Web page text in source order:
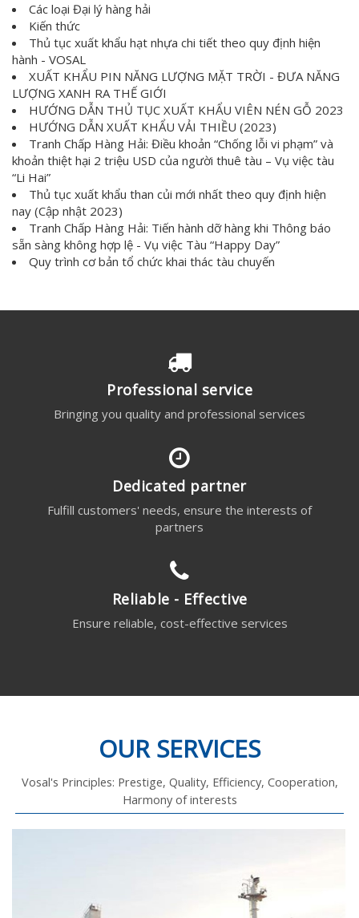
Các loại Đại lý hàng hải
Kiến thức
Thủ tục xuất khẩu hạt nhựa chi tiết theo quy định hiện
hành - VOSAL
XUẤT KHẨU PIN NĂNG LƯỢNG MẶT TRỜI - ĐƯA NĂNG
LƯỢNG XANH RA THẾ GIỚI
HƯỚNG DẪN THỦ TỤC XUẤT KHẨU VIÊN NÉN GỖ 2023
HƯỚNG DẪN XUẤT KHẨU VẢI THIỀU (2023)
Tranh Chấp Hàng Hải: Điều khoản “Chống lỗi vi phạm” và
khoản thiệt hại 2 triệu USD của người thuê tàu – Vụ việc tàu
“Li Hai”
Thủ tục xuất khẩu than củi mới nhất theo quy định hiện
nay (Cập nhật 2023)
Tranh Chấp Hàng Hải: Tiến hành dỡ hàng khi Thông báo
sẵn sàng không hợp lệ - Vụ việc Tàu “Happy Day”
Quy trình cơ bản tổ chức khai thác tàu chuyến
Professional service
Bringing you quality and professional services
Dedicated partner
Fulfill customers' needs, ensure the interests of
partners
Reliable - Effective
Ensure reliable, cost-effective services
OUR SERVICES
Vosal's Principles: Prestige, Quality, Efficiency, Cooperation,
Harmony of interests